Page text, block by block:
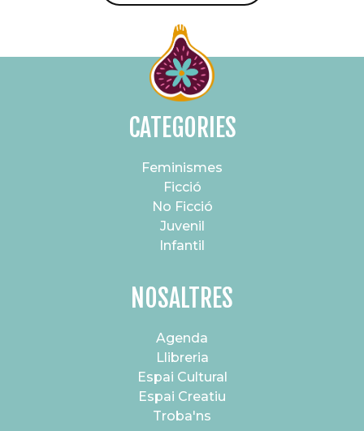
CATEGORIES
Feminismes
Ficció
No Ficció
Juvenil
Infantil
NOSALTRES
Agenda
Llibreria
Espai Cultural
Espai Creatiu
Troba'ns